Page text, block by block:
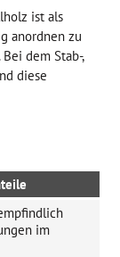
ist als
anordnen zu
dem Stab-,
diese
im